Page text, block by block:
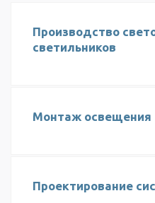
Производство
светильников
Монтаж освещения
Проектирование